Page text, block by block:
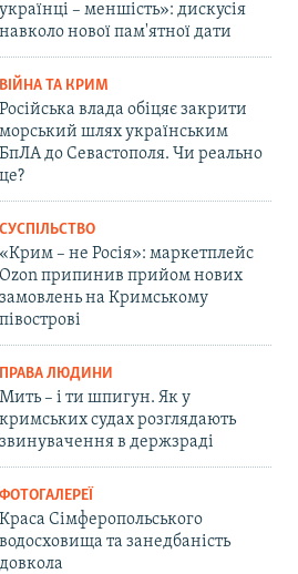
українці – меншість»: дискусія
навколо нової пам'ятної дати
ВІЙНА ТА КРИМ
Російська влада обіцяє закрити
морський шлях українським
БпЛА до Севастополя. Чи реально
це?
СУСПІЛЬСТВО
«Крим – не Росія»: маркетплейс
Ozon припинив прийом нових
замовлень на Кримському
півострові
ПРАВА ЛЮДИНИ
Мить – і ти шпигун. Як у
кримських судах розглядають
звинувачення в держзраді
ФОТОГАЛЕРЕЇ
Краса Сімферопольського
водосховища та занедбаність
довкола